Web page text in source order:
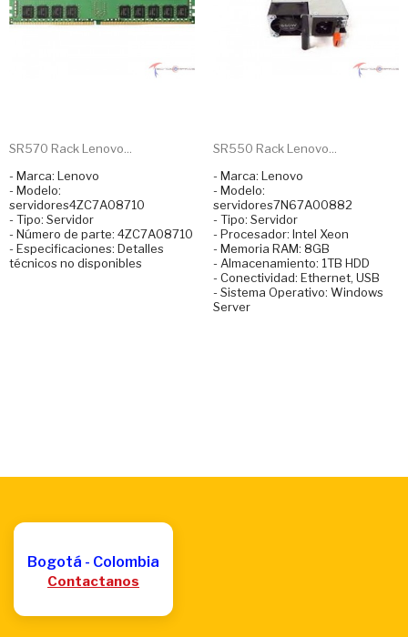
SR570 Rack Lenovo...
- Marca: Lenovo
- Modelo:
servidores4ZC7A08710
- Tipo: Servidor
- Número de parte: 4ZC7A08710
- Especificaciones: Detalles
técnicos no disponibles
SR550 Rack Lenovo...
- Marca: Lenovo
- Modelo:
servidores7N67A00882
- Tipo: Servidor
- Procesador: Intel Xeon
- Memoria RAM: 8GB
- Almacenamiento: 1TB HDD
- Conectividad: Ethernet, USB
- Sistema Operativo: Windows
Server
Bogotá - Colombia
Contactanos